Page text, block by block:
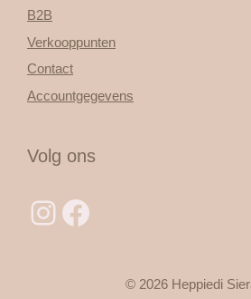
B2B
Verkooppunten
Contact
Accountgegevens
Volg ons
Instagram
Facebook
© 2026 Heppiedi